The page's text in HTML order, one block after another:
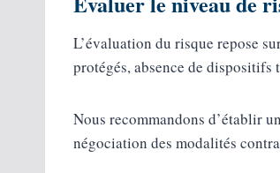
L’évaluation du risque repose
protégés, absence de
Nous recommandons d’établir
négociation des modalités